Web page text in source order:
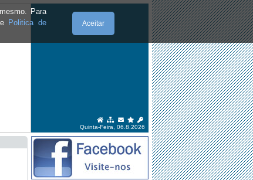
Para
Politica de
Aceitar
Quinta-Feira, 06.8.2026